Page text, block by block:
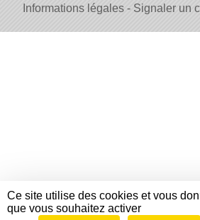
Informations légales
Signaler un
Ce site utilise des cookies et vous
que vous souhaitez activer